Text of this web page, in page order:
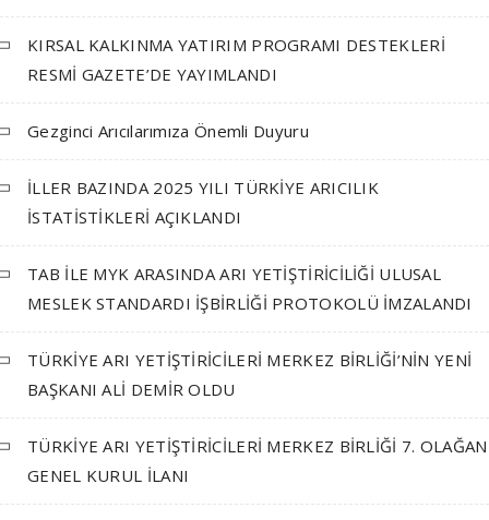
KIRSAL KALKINMA YATIRIM PROGRAMI DESTEKLERİ
RESMİ GAZETE’DE YAYIMLANDI
Gezginci Arıcılarımıza Önemli Duyuru
İLLER BAZINDA 2025 YILI TÜRKİYE ARICILIK
İSTATİSTİKLERİ AÇIKLANDI
TAB İLE MYK ARASINDA ARI YETİŞTİRİCİLİĞİ ULUSAL
MESLEK STANDARDI İŞBİRLİĞİ PROTOKOLÜ İMZALANDI
TÜRKİYE ARI YETİŞTİRİCİLERİ MERKEZ BİRLİĞİ’NİN YENİ
BAŞKANI ALİ DEMİR OLDU
TÜRKİYE ARI YETİŞTİRİCİLERİ MERKEZ BİRLİĞİ 7. OLAĞAN
GENEL KURUL İLANI